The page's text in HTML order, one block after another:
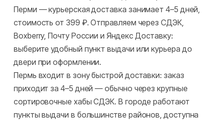
Перми — курьерская доставка занимает 4–5 дней,
стоимость от 399 ₽. Отправляем через СДЭК,
Boxberry, Почту России и Яндекс Доставку:
выберите удобный пункт выдачи или курьера до
двери при оформлении.
Пермь входит в зону быстрой доставки: заказ
приходит за 4–5 дней — обычно через крупные
сортировочные хабы СДЭК. В городе работают
пункты выдачи в большинстве районов, доступна